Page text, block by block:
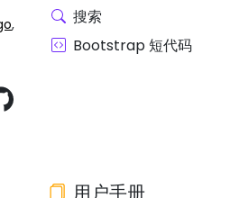
,
搜索
Bootstrap 短代码
用户手册